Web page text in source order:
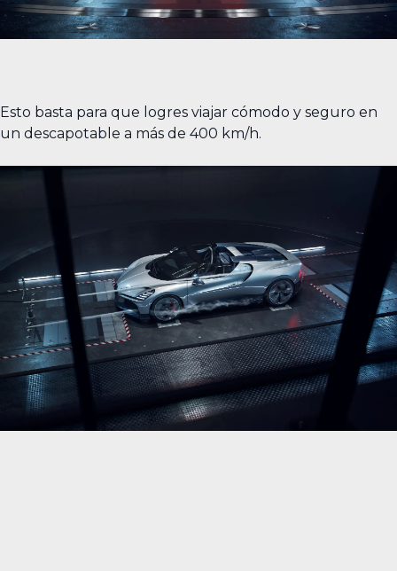
Esto basta para que logres viajar cómodo y seguro en
un descapotable a más de 400 km/h.